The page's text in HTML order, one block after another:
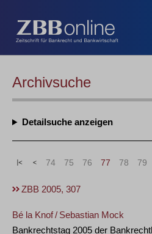
Archivsuche
Detailsuche
|< < 74 75 76 77 78 79
ZBB 2005, 307
Bé la Knof/ Sebastian Mock
Bankrechtstag 2005 der